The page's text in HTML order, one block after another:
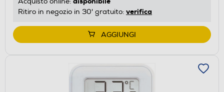
Ritiro in negozio in 30' gratuito: verifica
AGGIUNGI